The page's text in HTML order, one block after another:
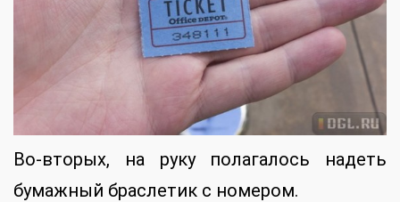
Во-вторых, на руку полагалось надеть
бумажный браслетик с номером.